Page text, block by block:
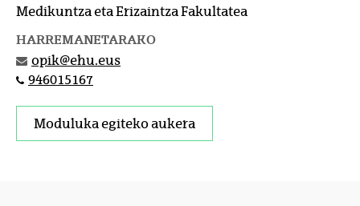
Medikuntza eta Erizaintza Fakultatea
HARREMANETARAKO
opik@ehu.eus
946015167
Moduluka egiteko aukera